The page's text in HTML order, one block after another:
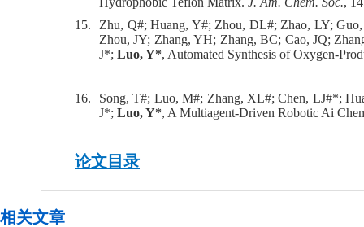
15.
Zhu, Q#; Huang, Y#; Zhou, DL#; Zhao, LY;
Zhou, JY; Zhang, YH; Zhang, BC; Cao, JQ;
J*; Luo, Y*, Automated Synthesis of Oxygen-
16.
Song, T#; Luo, M#; Zhang, XL#; Chen, LJ#*;
J*; Luo, Y*, A Multiagent-Driven Robotic Ai
论文目录
相关文章